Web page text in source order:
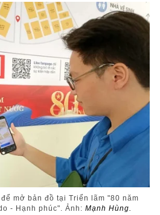
mở bản đồ tại Triển lãm "80 năm
- Hạnh phúc". Ảnh:Mạnh Hùng.